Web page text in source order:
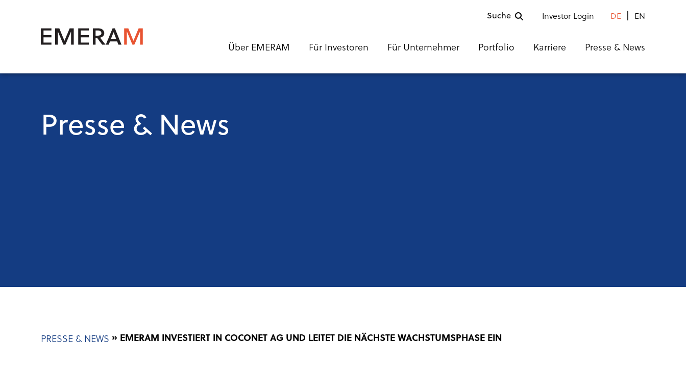
Suche Investor Login DE EN
Über EMERAM Für Investoren Für Unternehmer Portfolio Karriere Presse & News
Presse & News
PRESSE & NEWS EMERAM INVESTIERT IN COCONET AG UND LEITET DIE NÄCHSTE WACHSTUMSPHASE EIN